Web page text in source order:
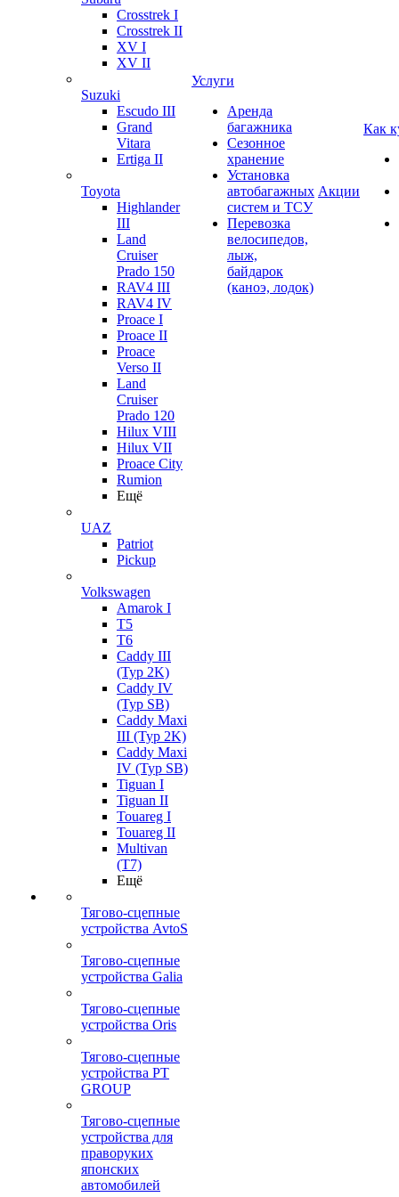
Crosstrek I
Crosstrek II
XV I
XV II
Suzuki
Escudo III
Grand
Vitara
Ertiga II
Toyota
Highlander
III
Land
Cruiser
Prado 150
RAV4 III
RAV4 IV
Proace I
Proace II
Proace
Verso II
Land
Cruiser
Prado 120
Hilux VIII
Hilux VII
Proace City
Rumion
Ещё
UAZ
Patriot
Pickup
Volkswagen
Amarok I
T5
T6
Caddy III
(Typ 2K)
Caddy IV
(Typ SB)
Caddy Maxi
III (Typ 2K)
Caddy Maxi
IV (Typ SB)
Tiguan I
Tiguan II
Touareg I
Touareg II
Multivan
(T7)
Ещё
Тягово-сцепные
устройства AvtoS
Тягово-сцепные
устройства Galia
Тягово-сцепные
устройства Oris
Тягово-сцепные
устройства PT
GROUP
Тягово-сцепные
устройства для
праворуких
японских
автомобилей
Услуги
Аренда
багажника
Сезонное
хранение
Установка
автобагажных
систем и ТСУ
Перевозка
велосипедов,
лыж,
байдарок
(каноэ, лодок)
Акции
Как